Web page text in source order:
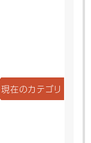
現在のカテゴリ